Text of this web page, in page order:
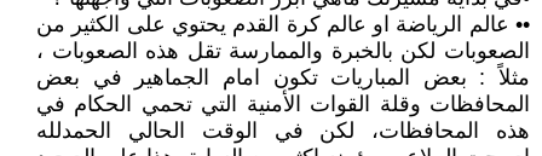
•• عالم الرياضة او عالم كرة القدم يحتوي على الكثير من
الصعوبات لكن بالخبرة والممارسة تقل هذه الصعوبات ،
مثلاً : بعض المباريات تكون امام الجماهير في بعض
المحافظات وقلة القوات الأمنية التي تحمي الحكام في
هذه المحافظات، لكن في الوقت الحالي الحمدلله